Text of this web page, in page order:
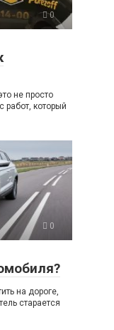
0
не просто
работ, который
0
на дороге,
старается